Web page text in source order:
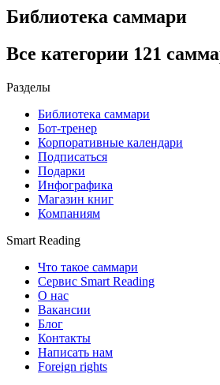
Библиотека саммари
Все категории 121
Разделы
Библиотека саммари
Бот-тренер
Корпоративные календари
Подписаться
Подарки
Инфографика
Магазин книг
Компаниям
Smart Reading
Что такое саммари
Сервис Smart Reading
О нас
Вакансии
Блог
Контакты
Написать нам
Foreign rights